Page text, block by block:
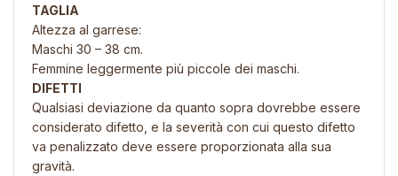
TAGLIA
Altezza al garrese:
Maschi 30 – 38 cm.
Femmine leggermente più piccole dei maschi.
DIFETTI
Qualsiasi deviazione da quanto sopra dovrebbe essere
considerato difetto, e la severità con cui questo difetto
va penalizzato deve essere proporzionata alla sua
gravità.